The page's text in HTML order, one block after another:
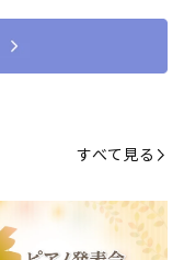
すべて見る